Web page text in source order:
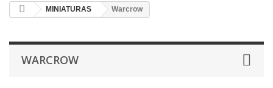
MINIATURAS Warcrow
WARCROW